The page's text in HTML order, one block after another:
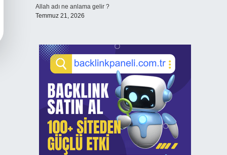
Allah adı ne anlama gelir ?
Temmuz 21, 2026